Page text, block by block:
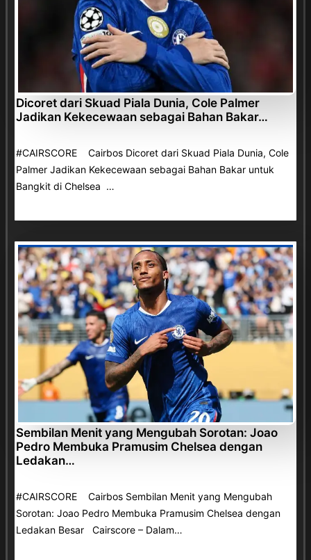
Dicoret dari Skuad Piala Dunia, Cole Palmer
Jadikan Kekecewaan sebagai Bahan Bakar…
#CAIRSCORE Cairbos Dicoret dari Skuad Piala Dunia, Cole
Palmer Jadikan Kekecewaan sebagai Bahan Bakar untuk
Bangkit di Chelsea …
Sembilan Menit yang Mengubah Sorotan: Joao
Pedro Membuka Pramusim Chelsea dengan
Ledakan…
#CAIRSCORE Cairbos Sembilan Menit yang Mengubah
Sorotan: Joao Pedro Membuka Pramusim Chelsea dengan
Ledakan Besar Cairscore – Dalam…